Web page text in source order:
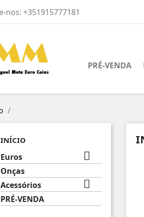
nos: +351915777181
PRÉ-VENDA
INÍCIO
Euros 
Onças
Acessórios

PRÉ-VENDA